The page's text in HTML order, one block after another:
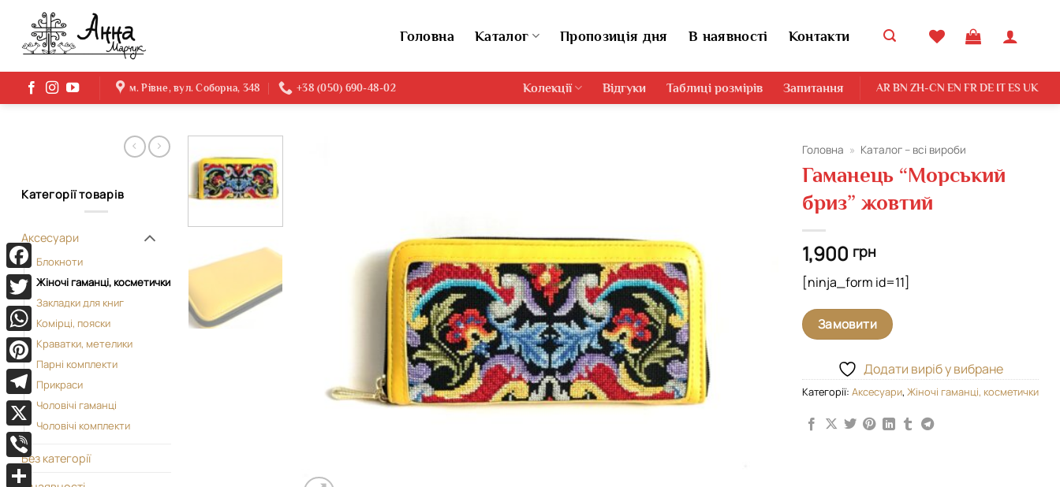
content
Головна Каталог Пропозиція дня В наявності Контакти
м. Рівне, вул. Соборна, 348 +38 (050) 690-48-02 Колекції Відгуки Таблиці розмірів Запитання AR BN ZH-CN EN FR DE IT ES UK
Категорії товарів
Аксесуари
Блокноти
Жіночі гаманці, косметички
Закладки для книг
Комірці, пояски
Краватки, метелики
Парні комплекти
Прикраси
Чоловічі гаманці
Чоловічі комплекти
Без категорії
Головна » Каталог – всі вироби
Гаманець “Морський
бриз” жовтий
1,900 грн
[ninja_form id=11]
Замовити
Додати виріб у вибране
Категорії: Аксесуари, Жіночі гаманці, косметички
Facebook
Twitter
WhatsApp
Pinterest
Telegram
X
Viber